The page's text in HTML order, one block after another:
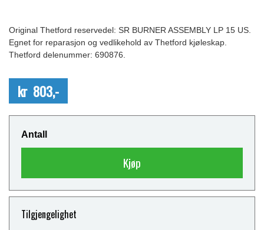
Original Thetford reservedel: SR BURNER ASSEMBLY LP 15 US.
Egnet for reparasjon og vedlikehold av Thetford kjøleskap.
Thetford delenummer: 690876.
kr 803,-
Antall
Kjøp
Tilgjengelighet